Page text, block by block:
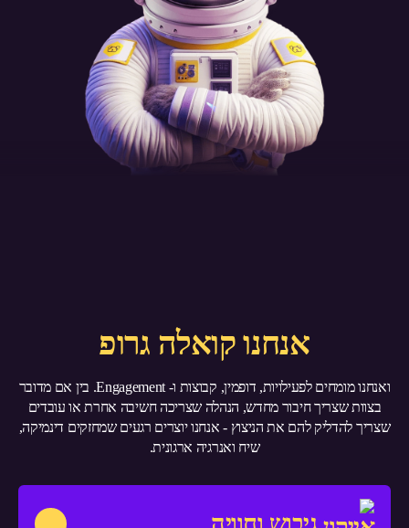
אנחנו קואלה גרופ
ואנחנו מומחים לפעילויות, דופמין, קבוצות ו- Engagement. בין אם מדובר
בצוות שצריך חיבור מחדש, הנהלה שצריכה חשיבה אחרת או עובדים
שצריך להדליק להם את הניצוץ - אנחנו יוצרים רגעים שמחזקים דינמיקה,
שיח ואנרגיה ארגונית.